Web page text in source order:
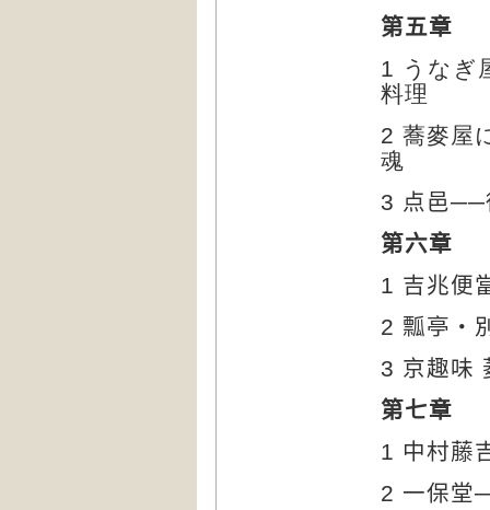
第五章
1 うなぎ
料理
2 蕎麥屋
魂
3 点邑──
第六章
1 吉兆便
2 瓢亭‧
3 京趣味
第七章
1 中村藤
2 一保堂